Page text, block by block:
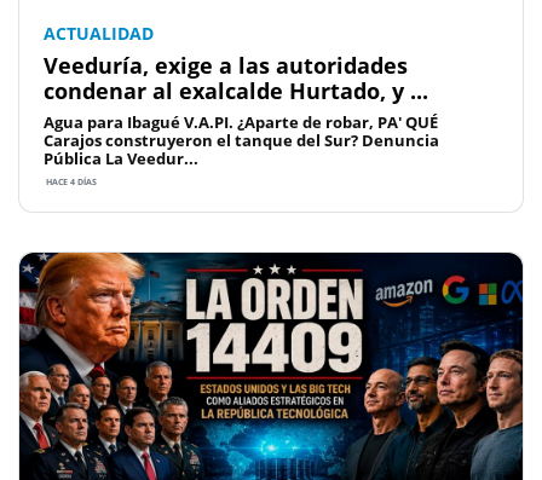
ACTUALIDAD
Veeduría, exige a las autoridades
condenar al exalcalde Hurtado, y ...
Agua para Ibagué V.A.PI. ¿Aparte de robar, PA' QUÉ
Carajos construyeron el tanque del Sur? Denuncia
Pública La Veedur...
HACE 4 DÍAS